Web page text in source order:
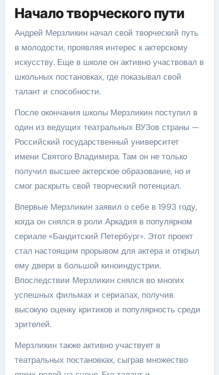
Начало творческого пути
Андрей Мерзликин начал свой творческий путь
в молодости, проявляя интерес к актерскому
искусству. Еще в школе он активно участвовал в
школьных постановках, где показывал свой
талант и способности.
После окончания школы Мерзликин поступил в
один из ведущих театральных ВУЗов страны —
Российский государственный университет
имени Святого Владимира. Там он не только
получил высшее актерское образование, но и
смог раскрыть свой творческий потенциал.
Впервые Мерзликин заявил о себе в 1993 году,
когда он снялся в роли Аркадия в популярном
сериале «Бандитский Петербург». Этот проект
стал настоящим прорывом для актера и открыл
ему двери в большой киноиндустрии.
Впоследствии Мерзликин снялся во многих
успешных фильмах и сериалах, получив
высокую оценку критиков и популярность среди
зрителей.
Мерзликин также активно участвует в
театральных постановках, сыграв множество